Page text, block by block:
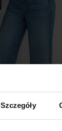
Szczegóły